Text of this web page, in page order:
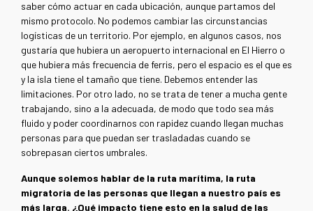
saber cómo actuar en cada ubicación, aunque partamos del
mismo protocolo. No podemos cambiar las circunstancias
logísticas de un territorio. Por ejemplo, en algunos casos, nos
gustaría que hubiera un aeropuerto internacional en El Hierro o
que hubiera más frecuencia de ferris, pero el espacio es el que es
y la isla tiene el tamaño que tiene. Debemos entender las
limitaciones. Por otro lado, no se trata de tener a mucha gente
trabajando, sino a la adecuada, de modo que todo sea más
fluido y poder coordinarnos con rapidez cuando llegan muchas
personas para que puedan ser trasladadas cuando se
sobrepasan ciertos umbrales.
Aunque solemos hablar de la ruta marítima, la ruta
migratoria de las personas que llegan a nuestro país es
más larga. ¿Qué impacto tiene esto en la salud de las